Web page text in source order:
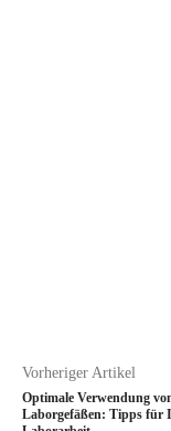
Vorheriger Artikel
Optimale Verwendung
Laborgefäßen: Tipps für